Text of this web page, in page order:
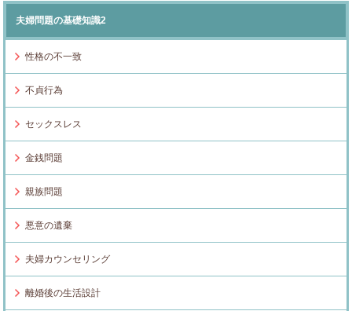
夫婦問題の基礎知識2
性格の不一致
不貞行為
セックスレス
金銭問題
親族問題
悪意の遺棄
夫婦カウンセリング
離婚後の生活設計